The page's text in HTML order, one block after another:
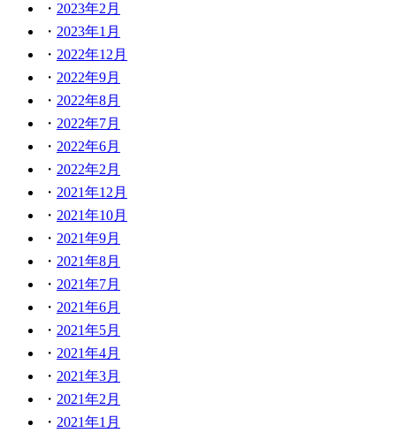
2023年2月
2023年1月
2022年12月
2022年9月
2022年8月
2022年7月
2022年6月
2022年2月
2021年12月
2021年10月
2021年9月
2021年8月
2021年7月
2021年6月
2021年5月
2021年4月
2021年3月
2021年2月
2021年1月